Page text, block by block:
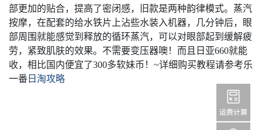
部更加的贴合，提高了密闭感，旧款是两种韵律模式。蒸汽
按摩，在配套的给水铁片上沾些水装入机器，几分钟后，眼
部周围就能感觉到释放的循环蒸汽，可以对眼部起到缓解疲
劳，紧致肌肤的效果。不需要变压器噢！而且日亚660就能
收，相比国内便宜了300多软妹币！ ~详细购买教程请参考乐
一番 日淘攻略